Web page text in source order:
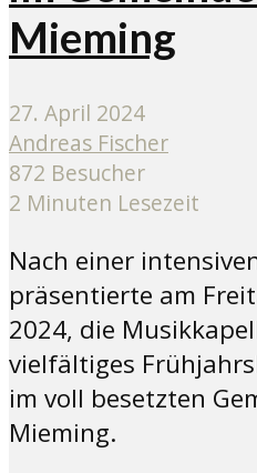
Mieming
27. April 2024
Andreas Fischer
872 Besucher
2 Minuten Lesezeit
Nach einer
präsentierte am
2024, die
vielfältiges
im voll besetzten
Mieming.